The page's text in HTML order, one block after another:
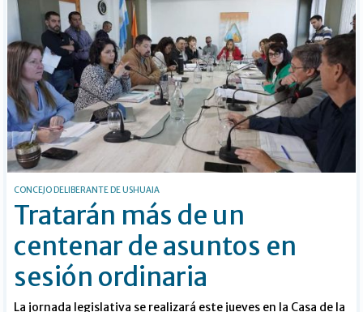
CONCEJO DELIBERANTE DE USHUAIA
Tratarán más de un
centenar de asuntos en
sesión ordinaria
La jornada legislativa se realizará este jueves en la Casa de la